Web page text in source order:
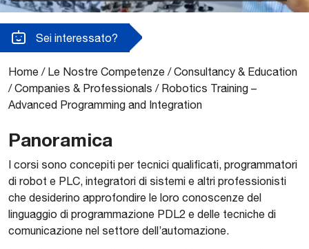
Sei interessato?
Home / Le Nostre Competenze /Consultancy & Education
/Companies & Professionals / Robotics Training –
Advanced Programming and Integration
Panoramica
I corsi sono concepiti per tecnici qualificati, programmatori
di robot e PLC, integratori di sistemi e altri professionisti
che desiderino approfondire le loro conoscenze del
linguaggio di programmazione PDL2 e delle tecniche di
comunicazione nel settore dell’automazione.